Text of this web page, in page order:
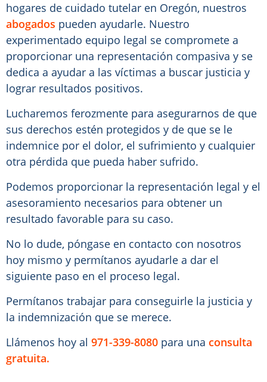
hogares de cuidado tutelar en Oregón, nuestros
abogados pueden ayudarle. Nuestro
experimentado equipo legal se compromete a
proporcionar una representación compasiva y se
dedica a ayudar a las víctimas a buscar justicia y
lograr resultados positivos.
Lucharemos ferozmente para asegurarnos de que
sus derechos estén protegidos y de que se le
indemnice por el dolor, el sufrimiento y cualquier
otra pérdida que pueda haber sufrido.
Podemos proporcionar la representación legal y el
asesoramiento necesarios para obtener un
resultado favorable para su caso.
No lo dude, póngase en contacto con nosotros
hoy mismo y permítanos ayudarle a dar el
siguiente paso en el proceso legal.
Permítanos trabajar para conseguirle la justicia y
la indemnización que se merece.
Llámenos hoy al 971-339-8080 para una consulta
gratuita.